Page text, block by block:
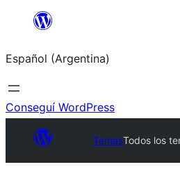
Saltar
contenido
Español (Argentina)
Conseguí WordPress
TemasTodos los